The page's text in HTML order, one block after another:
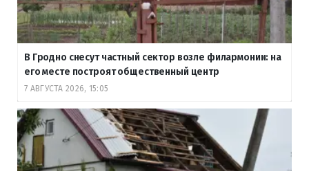
В Гродно снесут частный сектор возле филармонии: на
его месте построят общественный центр
7 АВГУСТА 2026, 15:05